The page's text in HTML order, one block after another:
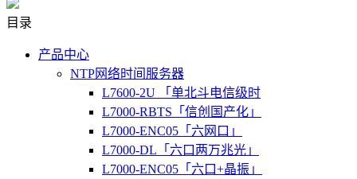
目录
产品中心
NTP网络时间服务器
L7600-2U 「单北斗电信级时
L7000-RBTS「信创国产化」
L7000-ENC05「六网口」
L7000-DL「六口两万兆光」
L7000-ENC05「六口+晶振」